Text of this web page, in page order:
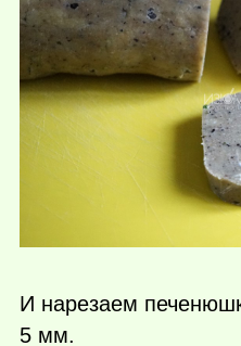
И нарезаем
5 мм.